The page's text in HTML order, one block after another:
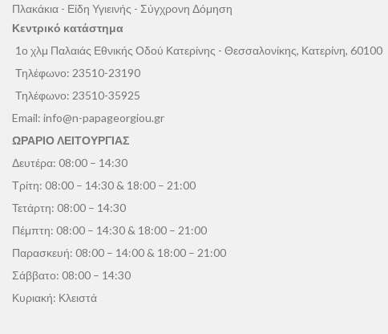
Πλακάκια - Είδη Υγιεινής - Σύγχρονη Δόμηση
Κεντρικό κατάστημα
1ο χλμ Παλαιάς Εθνικής Οδού Κατερίνης - Θεσσαλονίκης, Κατερίνη, 60100
Τηλέφωνο: 23510-23190
Τηλέφωνο: 23510-35925
Email: info@n-papageorgiou.gr
ΩΡΑΡΙΟ ΛΕΙΤΟΥΡΓΙΑΣ
Δευτέρα: 08:00 – 14:30
Τρίτη: 08:00 – 14:30 & 18:00 – 21:00
Τετάρτη: 08:00 – 14:30
Πέμπτη: 08:00 – 14:30 & 18:00 – 21:00
Παρασκευή: 08:00 – 14:00 & 18:00 – 21:00
Σάββατο: 08:00 – 14:30
Κυριακή: Κλειστά